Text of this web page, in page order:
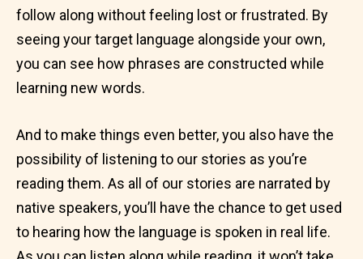
follow along without feeling lost or frustrated. By
seeing your target language alongside your own,
you can see how phrases are constructed while
learning new words.
And to make things even better, you also have the
possibility of listening to our stories as you’re
reading them. As all of our stories are narrated by
native speakers, you’ll have the chance to get used
to hearing how the language is spoken in real life.